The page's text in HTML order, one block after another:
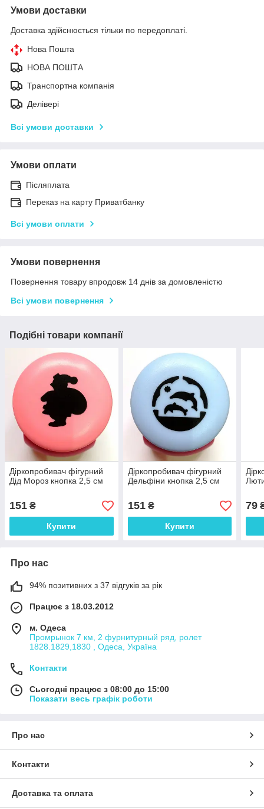
Умови доставки
Доставка здійснюється тільки по передоплаті.
Нова Пошта
НОВА ПОШТА
Транспортна компанія
Делівері
Всі умови доставки
Умови оплати
Післяплата
Переказ на карту Приватбанку
Всі умови оплати
Умови повернення
Повернення товару впродовж 14 днів за домовленістю
Всі умови повернення
Подібні товари компанії
Діркопробивач фігурний
Дід Мороз кнопка 2,5 см
151 ₴
Купити
Діркопробивач фігурний
Дельфіни кнопка 2,5 см
151₴
Купити
79
Про нас
94% позитивних з 37 відгуків за рік
Працює з 18.03.2012
м. Одеса
Промрынок 7 км, 2 фурнитурный ряд, ролет
1828.1829,1830 , Одеса, Україна
Контакти
Сьогодні працює з 08:00 до 15:00
Показати весь графік роботи
Про нас
Контакти
Доставка та оплата